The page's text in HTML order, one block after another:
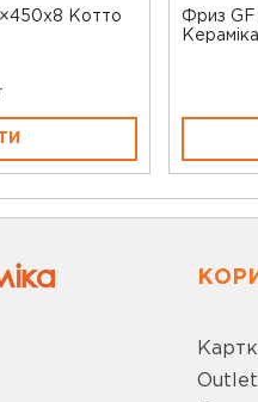
Котто
Фриз
Кераміка
Outlet